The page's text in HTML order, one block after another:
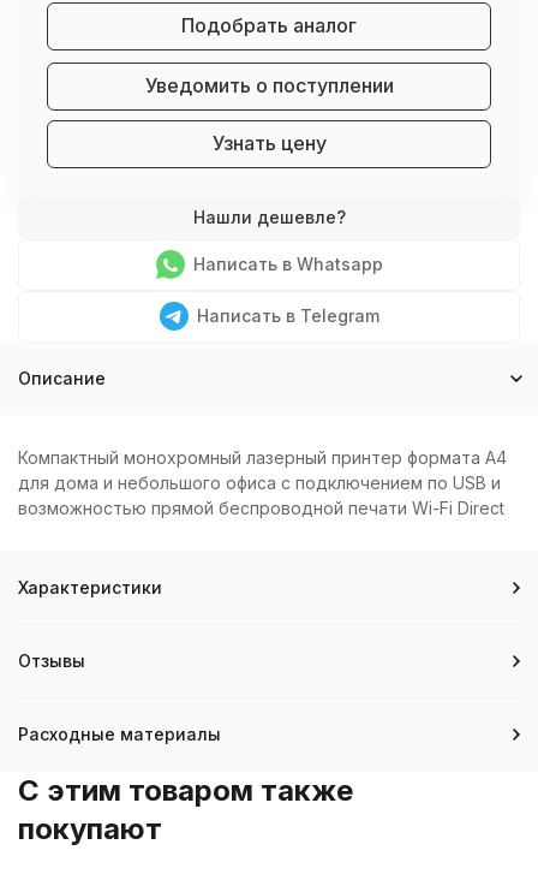
Подобрать аналог
Уведомить о поступлении
Узнать цену
Написать в Whatsapp
Написать в Telegram
Описание
Компактный монохромный лазерный принтер формата А4
для дома и небольшого офиса c подключением по USB и
возможностью прямой беспроводной печати Wi-Fi Direct
Характеристики
Отзывы
Расходные материалы
C этим товаром также
покупают